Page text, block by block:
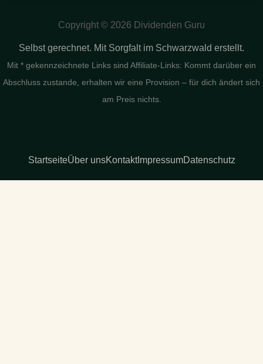
Copyright © 2026 Dividenden Guru
Selbst gerechnet. Mit Sorgfalt im Schwarzwald erstellt.
Mit * gekennzeichnete Links sind Affiliate-Links: Kommt darüber ein
Abschluss zustande, erhalten wir eine Provision – für dich ändert sich
am Preis nichts.
StartseiteÜber unsKontaktImpressumDatenschutz